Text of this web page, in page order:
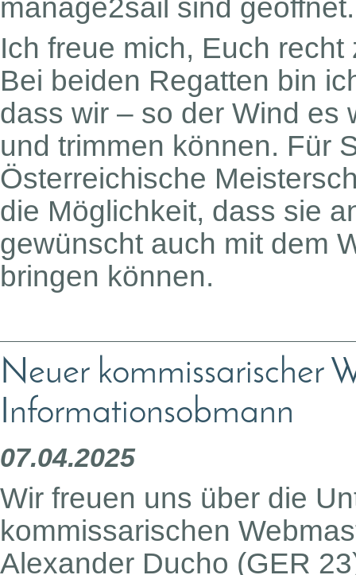
manage2sail sind geöffnet.
Ich freue mich, Euch
Bei beiden Regatten bin
dass wir – so der Wind es
und trimmen können. Für
Österreichische
die Möglichkeit, dass sie
gewünscht auch mit dem
bringen können.
Neuer kommissarischer
Informationsobmann
07.04.2025
Wir freuen uns über die
kommissarischen
Alexander Ducho (GER